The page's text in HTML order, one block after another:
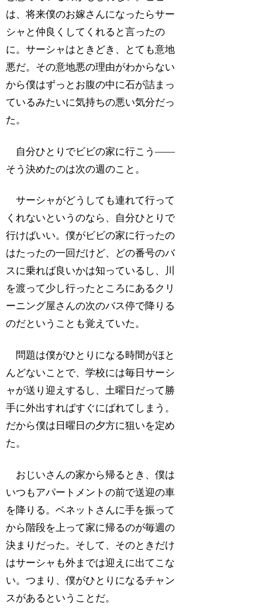
は、将来僕のお嫁さんになったらサー
シャと仲良くしてくれると言ったの
に。サーシャはときどき、とても意地
悪だ。その意地悪の理由がわからない
から僕はずっとお腹の中に石が詰まっ
ているみたいに気持ちの悪い気分だっ
た。
自分ひとりでビビの家に行こう――
そう決めたのは次の週のこと。
サーシャがどうしても連れて行って
くれないというのなら、自分ひとりで
行けばいい。僕がビビの家に行ったの
はたったの一回だけど、どの番号のバ
スに乗れば良いかは知っているし、川
を渡って少し行ったところにあるクリ
ーニング屋さんの次のバス停で降りる
のだということも覚えていた。
問題は僕がひとりになる時間がほと
んどないことで、学校には毎日サーシ
ャが送り迎えするし、土曜日だって勝
手に外出すればすぐにばれてしまう。
だから僕は日曜日の夕方に狙いを定め
た。
おじいさんの家から帰るとき、僕は
いつもアパートメントの前で送迎の車
を降りる。ベネットさんに手を振って
から階段を上って家に帰るのが毎週の
決まりだった。そして、そのときだけ
はサーシャも外までは迎えに出てこな
い。つまり、僕がひとりになるチャン
スがあるということだ。